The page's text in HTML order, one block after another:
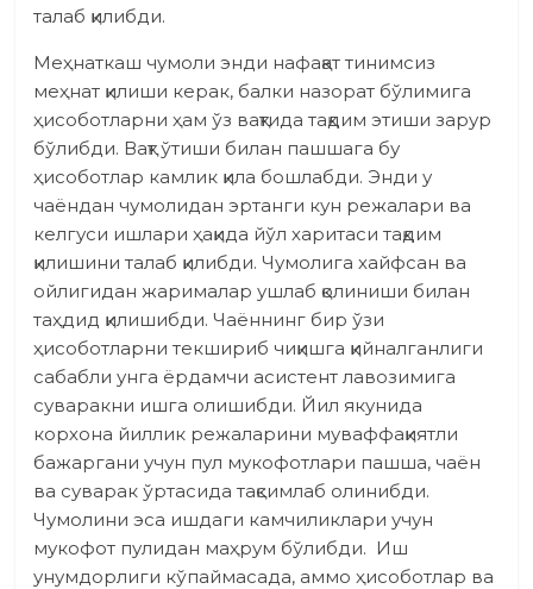
талаб қилибди.
Меҳнаткаш чумоли энди нафақат тинимсиз
меҳнат қилиши керак, балки назорат бўлимига
ҳисоботларни ҳам ўз вақтида тақдим этиши зарур
бўлибди. Вақт ўтиши билан пашшага бу
ҳисоботлар камлик қила бошлабди. Энди у
чаёндан чумолидан эртанги кун режалари ва
келгуси ишлари ҳақида йўл харитаси тақдим
қилишини талаб қилибди. Чумолига хайфсан ва
ойлигидан жарималар ушлаб қолиниши билан
таҳдид қилишибди. Чаённинг бир ўзи
ҳисоботларни текшириб чиқишга қийналганлиги
сабабли унга ёрдамчи асистент лавозимига
суваракни ишга олишибди. Йил якунида
корхона йиллик режаларини муваффақиятли
бажаргани учун пул мукофотлари пашша, чаён
ва суварак ўртасида тақсимлаб олинибди.
Чумолини эса ишдаги камчиликлари учун
мукофот пулидан маҳрум бўлибди. Иш
унумдорлиги кўпаймасада, аммо ҳисоботлар ва